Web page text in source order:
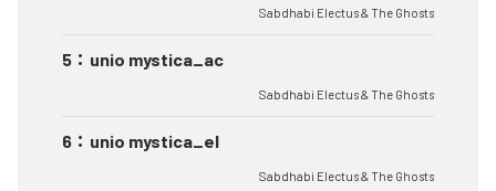
Sabdhabi Electus & The Ghosts
5 ： unio mystica_ac
Sabdhabi Electus & The Ghosts
6 ： unio mystica_el
Sabdhabi Electus & The Ghosts